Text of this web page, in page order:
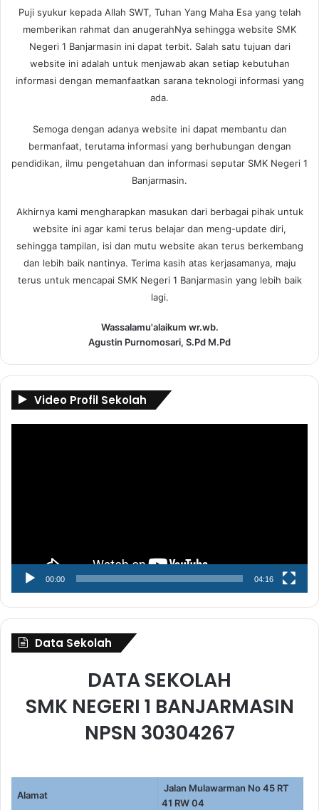
Puji syukur kepada Allah SWT, Tuhan Yang Maha Esa yang telah
memberikan rahmat dan anugerahNya sehingga website SMK
Negeri 1 Banjarmasin ini dapat terbit. Salah satu tujuan dari
website ini adalah untuk menjawab akan setiap kebutuhan
informasi dengan memanfaatkan sarana teknologi informasi yang
ada.
Semoga dengan adanya website ini dapat membantu dan
bermanfaat, terutama informasi yang berhubungan dengan
pendidikan, ilmu pengetahuan dan informasi seputar SMK Negeri 1
Banjarmasin.
Akhirnya kami mengharapkan masukan dari berbagai pihak untuk
website ini agar kami terus belajar dan meng-update diri,
sehingga tampilan, isi dan mutu website akan terus berkembang
dan lebih baik nantinya. Terima kasih atas kerjasamanya, maju
terus untuk mencapai SMK Negeri 1 Banjarmasin yang lebih baik
lagi.
Wassalamu'alaikum wr.wb.
Agustin Purnomosari, S.Pd M.Pd
Video Profil Sekolah
00:00 04:16
Data Sekolah
DATA SEKOLAH
SMK NEGERI 1 BANJARMASIN
NPSN 30304267
Alamat
Jalan Mulawarman No 45 RT
41 RW 04